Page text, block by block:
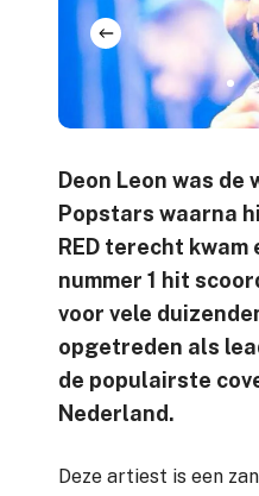
Deon Leon was de
Popstars waarna
RED terecht kwam
nummer 1 hit
voor vele
opgetreden als
de populairste
Nederland.
Deze artiest is een